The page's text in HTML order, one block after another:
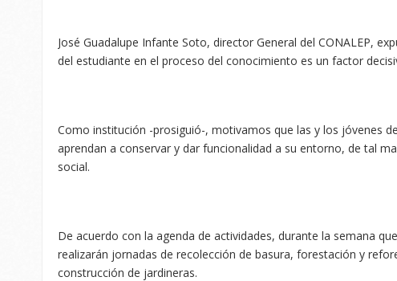
José Guadalupe Infante Soto, director General del CONALEP,
del estudiante en el proceso del conocimiento es un factor
Como institución -prosiguió-, motivamos que las y los jóvenes
aprendan a conservar y dar funcionalidad a su entorno, de tal
social.
De acuerdo con la agenda de actividades, durante la semana
realizarán jornadas de recolección de basura, forestación y
construcción de jardineras.